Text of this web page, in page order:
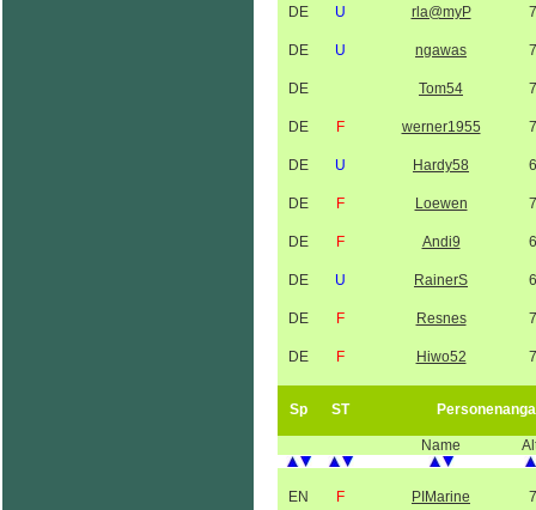
DE U rla@myP
DE U ngawas
DE Tom54
DE F werner1955
DE U Hardy58
DE F Loewen
DE F Andi9
DE U RainerS
DE F Resnes
DE F Hiwo52
Sp ST
Name
EN F PIMarine